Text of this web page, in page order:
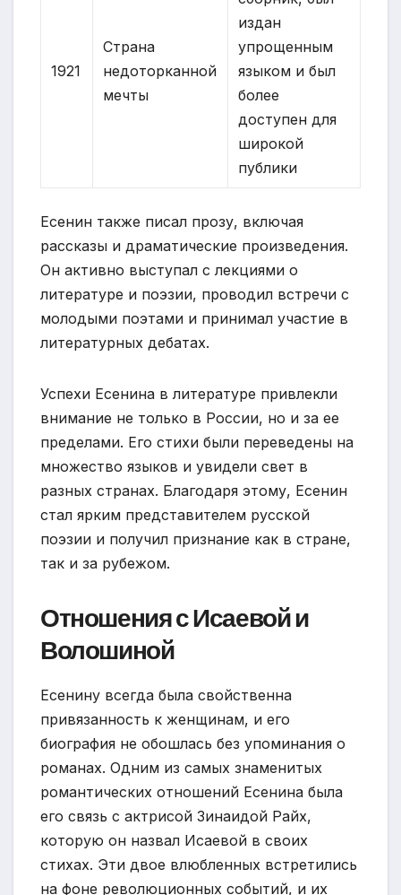
1921
Страна
недоторканной
мечты
издан
упрощенным
языком и был
более
доступен для
широкой
публики
Есенин также писал прозу, включая
рассказы и драматические произведения.
Он активно выступал с лекциями о
литературе и поэзии, проводил встречи с
молодыми поэтами и принимал участие в
литературных дебатах.
Успехи Есенина в литературе привлекли
внимание не только в России, но и за ее
пределами. Его стихи были переведены на
множество языков и увидели свет в
разных странах. Благодаря этому, Есенин
стал ярким представителем русской
поэзии и получил признание как в стране,
так и за рубежом.
Отношения с Исаевой и
Волошиной
Есенину всегда была свойственна
привязанность к женщинам, и его
биография не обошлась без упоминания о
романах. Одним из самых знаменитых
романтических отношений Есенина была
его связь с актрисой Зинаидой Райх,
которую он назвал Исаевой в своих
стихах. Эти двое влюбленных встретились
на фоне революционных событий, и их